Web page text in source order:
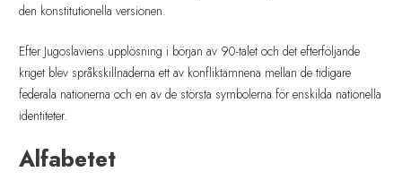
den konstitutionella versionen.
Efter Jugoslaviens upplösning i början av 90-talet och det efterföljande
kriget blev språkskillnaderna ett av konfliktämnena mellan de tidigare
federala nationerna och en av de största symbolerna för enskilda nationella
identiteter.
Alfabetet